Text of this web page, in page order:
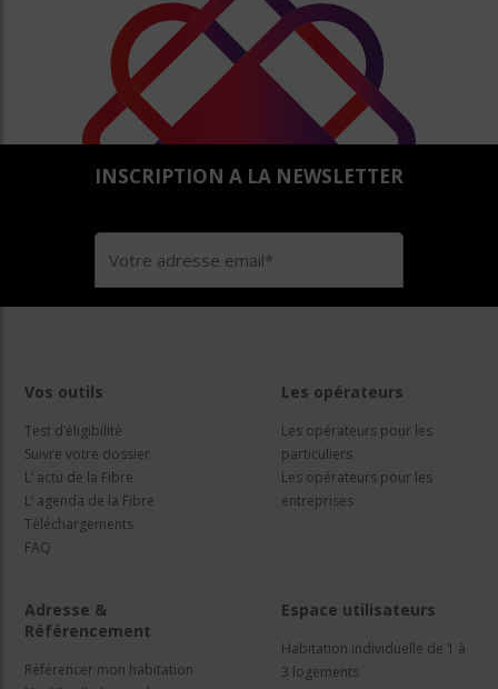
INSCRIPTION A LA NEWSLETTER
Vos outils
Test d’éligibilité
Suivre votre dossier
L’ actu de la Fibre
L’ agenda de la Fibre
Téléchargements
FAQ
Les opérateurs
Les opérateurs pour les
particuliers
Les opérateurs pour les
entreprises
Adresse &
Référencement
Référencer mon habitation
Espace utilisateurs
Habitation individuelle de 1 à
3 logements